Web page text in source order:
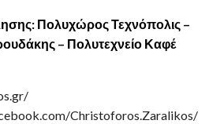
Πολυχώρος Τεχνόπολις –
– Πολυτεχνείο Καφέ
Christoforos.Zaralikos/